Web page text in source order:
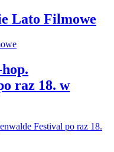
Lato Filmowe
raz 18. w